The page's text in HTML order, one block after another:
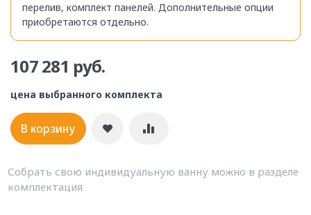
перелив, комплект панелей. Дополнительные опции
приобретаются отдельно.
107 281 руб.
цена выбранного комплекта
В корзину
Собрать свою индивидуальную ванну можно в разделе
комплектация